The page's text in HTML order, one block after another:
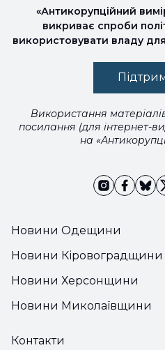
Новини Одещини
Новини Кіровоградщини
Новини Херсонщини
Новини Миколаївщини
«Антикорупційний
викриває спроби
використовувати владу
Використання
посилання (для інтернет-
на
Контакти